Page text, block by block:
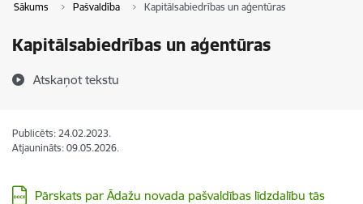
Sākums Pašvaldība Kapitālsabiedrības un aģentūras
Kapitālsabiedrības un aģentūras
Atskaņot tekstu
Publicēts: 24.02.2023.
Atjaunināts: 09.05.2026.
Lejupielādēt:
Pārskats par Ādažu novada pašvaldības līdzdalību tās